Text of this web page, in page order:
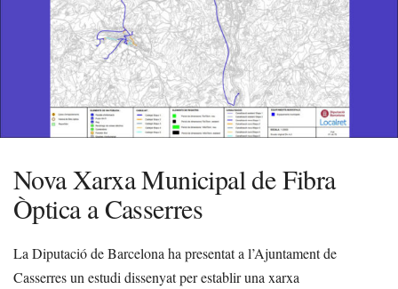
Nova Xarxa Municipal de Fibra
Òptica a Casserres
La Diputació de Barcelona ha presentat a l’Ajuntament de
Casserres un estudi dissenyat per establir una xarxa